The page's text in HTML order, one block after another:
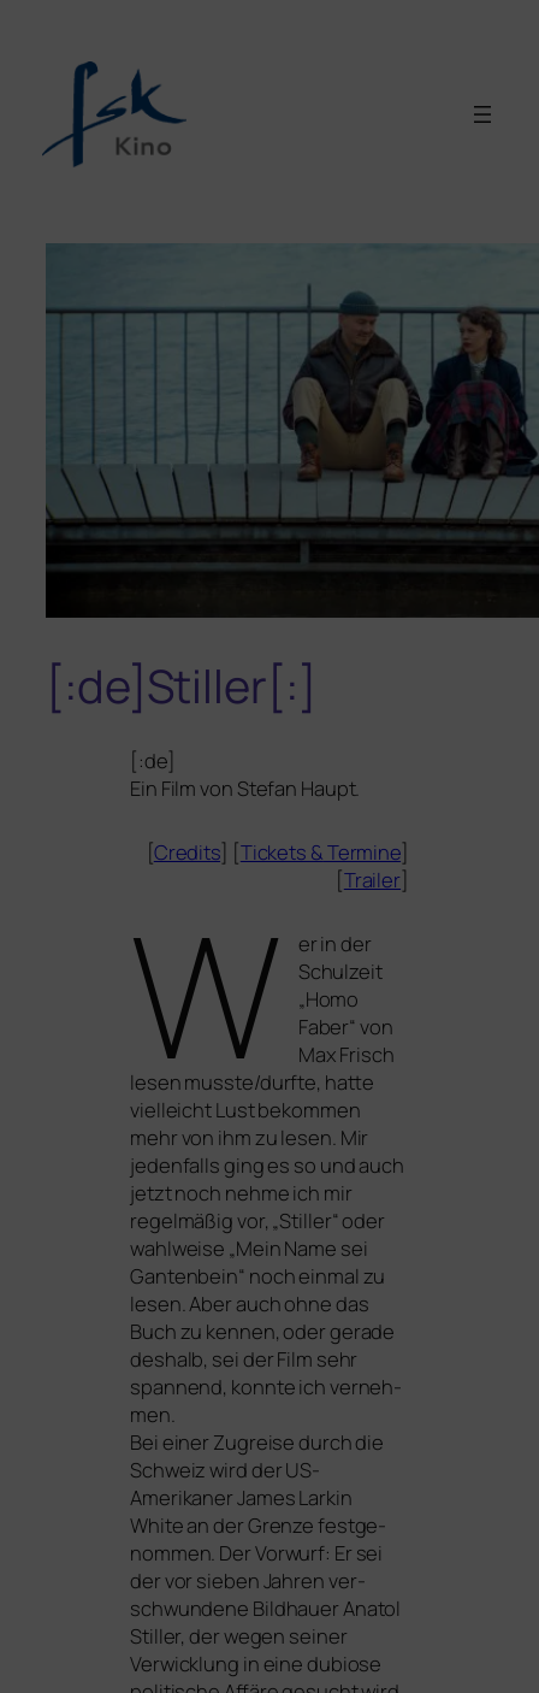
[:de]Stiller[:]
[:de]
Ein Film von Stefan Haupt.
[Credits] [Tickets &Termine]
[Trailer]
W
er in der
Schulzeit
„Homo
Faber“ von
Max Frisch
lesen musste/durfte, hat­te
viel­leicht Lust bekom­men
mehr von ihm zu lesen. Mir
jeden­falls ging es so und auch
jetzt noch neh­me ich mir
regel­mä­ßig vor, „Stiller“ oder
wahl­wei­se „Mein Name sei
Gantenbein“ noch ein­mal zu
lesen. Aber auch ohne das
Buch zu ken­nen, oder gera­de
des­halb, sei der Film sehr
span­nend, konn­te ich ver­neh­
men.
Bei einer Zugreise durch die
Schweiz wird der US-
Amerikaner James Larkin
White an der Grenze fest­ge­
nom­men. Der Vorwurf: Er sei
der vor sie­ben Jahren ver­
schwun­de­ne Bildhauer Anatol
Stiller, der wegen sei­ner
Verwicklung in eine dubio­se